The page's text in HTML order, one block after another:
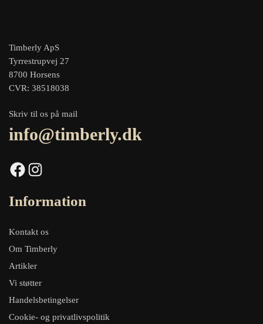
Timberly ApS
Tyrrestrupvej 27
8700 Horsens
CVR: 38518038
Skriv til os på mail
info@timberly.dk
Facebook Instagram
Information
Kontakt os
Om Timberly
Artikler
Vi støtter
Handelsbetingelser
Cookie- og privatlivspolitik